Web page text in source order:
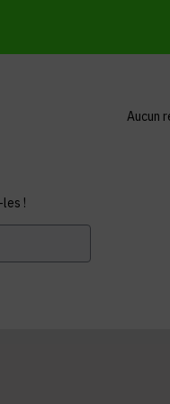
!
Aucun